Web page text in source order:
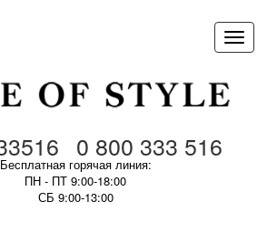
0 800 333 516
Бесплатная горячая линия:
ПН - ПТ 9:00-18:00
СБ 9:00-13:00